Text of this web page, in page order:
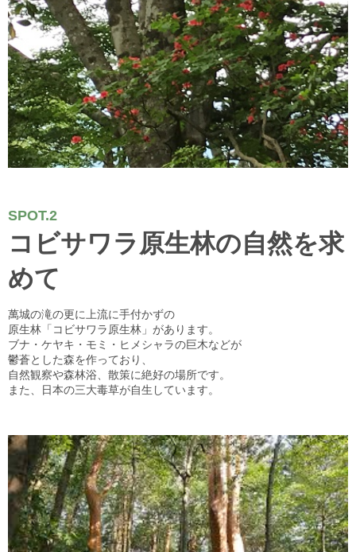
SPOT.2
コビサワラ原生林の自然を求
めて
萬城の滝の更に上流に手付かずの
原生林「コビサワラ原生林」があります。
ブナ・ケヤキ・モミ・ヒメシャラの巨木などが
鬱蒼とした森を作っており、
自然観察や森林浴、散策に絶好の場所です。
また、日本の三大毒草が自生しています。